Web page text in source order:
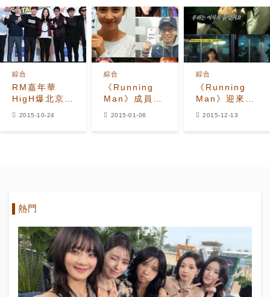
RM嘉年華
HigH爆北京
綜合
2015-10-24
《Running
Man》成員參
綜合
2015-01-06
《Running
Man》迎來殭
綜合
2015-12-13
熱門